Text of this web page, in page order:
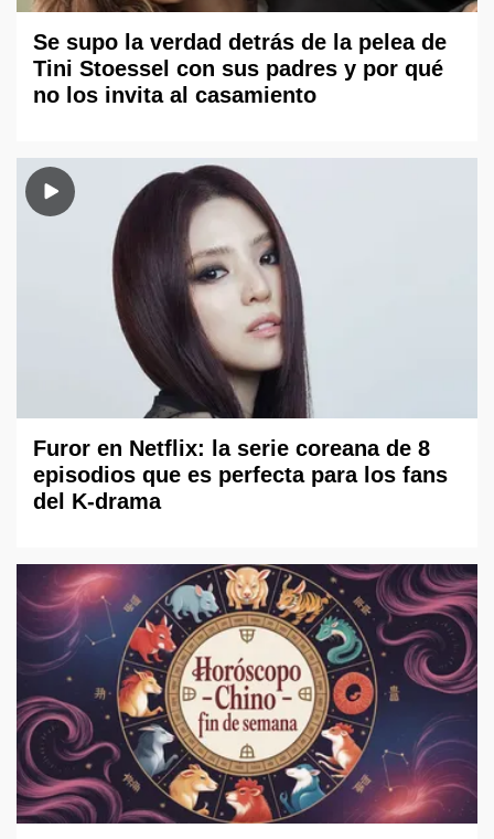
Se supo la verdad detrás de la pelea de
Tini Stoessel con sus padres y por qué
no los invita al casamiento
Furor en Netflix: la serie coreana de 8
episodios que es perfecta para los fans
del K-drama